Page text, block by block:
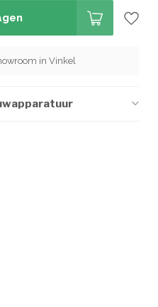
in Vinkel